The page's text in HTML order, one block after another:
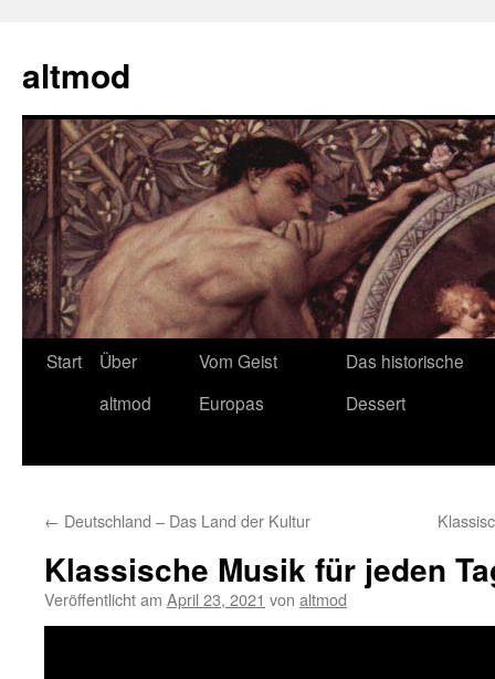
springen
altmod
Start
Über
altmod
Vom Geist
Europas
Das historische
Dessert
← Deutschland – Das Land der Kultur
Klassische Musik für jeden
Veröffentlicht am April 23, 2021 von altmod